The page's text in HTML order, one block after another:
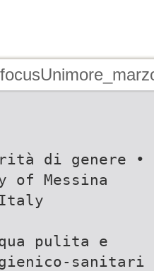
di genere •
of Messina
Italy
pulita e
sanitari